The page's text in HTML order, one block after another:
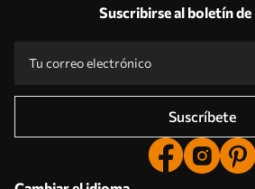
Suscribirse al boletín
Suscríbete